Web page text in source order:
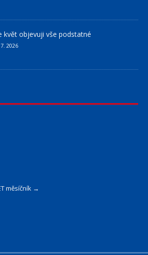
květ objevuji vše podstatné
2026
měsíčník →